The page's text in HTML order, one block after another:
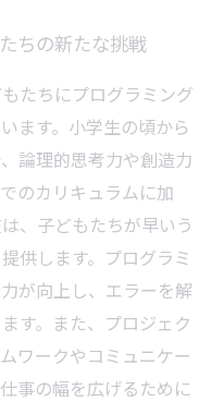
ちの新たな挑戦
たちにプログラミング
ます。小学生の頃から
論理的思考力や創造力
のカリキュラムに加
、子どもたちが早いう
供します。プログラミ
が向上し、エラーを解
す。また、プロジェク
ワークやコミュニケー
事の幅を広げるために